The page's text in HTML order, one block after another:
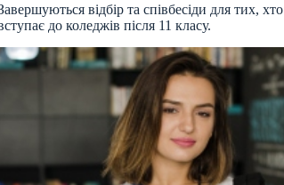
відбір та співбесіди для тих, хто
до коледжів після 11 класу.